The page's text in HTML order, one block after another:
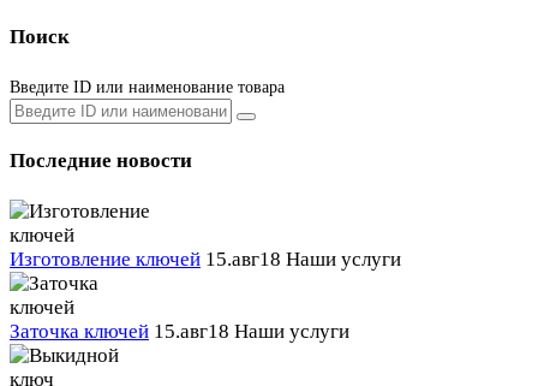
Поиск
Введите ID или наименование товара
Последние новости
Изготовление ключей 15.авг18 Наши услуги
Заточка ключей 15.авг18 Наши услуги